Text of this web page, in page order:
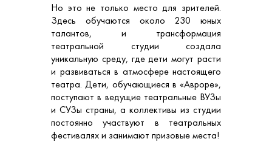
Но это не только место для зрителей.
Здесь обучаются около 230 юных
талантов, и трансформация
театральной студии создала
уникальную среду, где дети могут расти
и развиваться в атмосфере настоящего
театра. Дети, обучающиеся в «Авроре»,
поступают в ведущие театральные ВУЗы
и СУЗы страны, а коллективы из студии
постоянно участвуют в театральных
фестивалях и занимают призовые места!